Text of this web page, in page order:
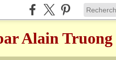
Alain Truong